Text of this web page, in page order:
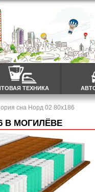
ТЕХНИКА
сна Норд 02 80x186
В МОГИЛЁВЕ